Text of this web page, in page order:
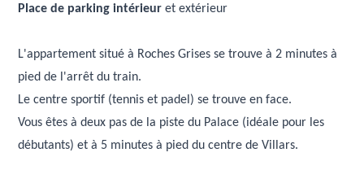
Place de parking intérieur et extérieur
L'appartement situé à Roches Grises se trouve à 2 minutes à
pied de l'arrêt du train.
Le centre sportif (tennis et padel) se trouve en face.
Vous êtes à deux pas de la piste du Palace (idéale pour les
débutants) et à 5 minutes à pied du centre de Villars.